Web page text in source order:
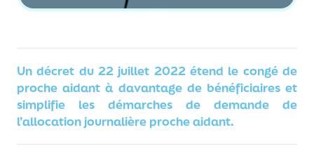
Un décret du 22 juillet 2022 étend le congé de
proche aidant à davantage de bénéficiaires et
simplifie les démarches de demande de
l’allocation journalière proche aidant.